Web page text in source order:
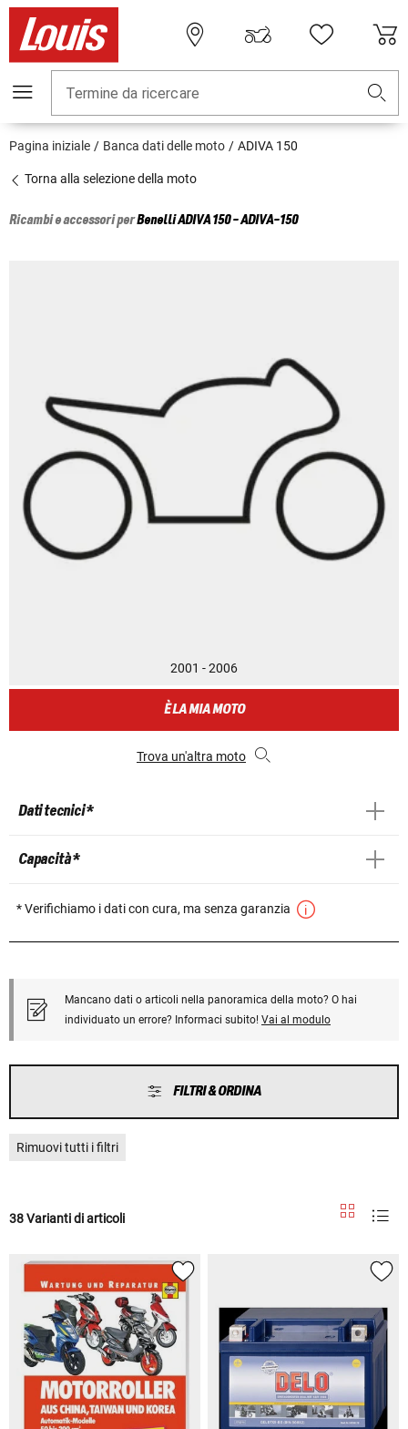
Termine da ricercare
Pagina iniziale Banca dati delle moto ADIVA 150
Torna alla selezione della moto
Ricambi e accessori perBenelliADIVA 150 - ADIVA-150
2001 - 2006
È LA MIA MOTO
Trova un'altra moto
Dati tecnici *
Capacità *
* Verifichiamo i dati con cura, ma senza garanzia
Mancano dati o articoli nella panoramica della moto? O hai
individuato un errore? Informaci subito! Vai al modulo
FILTRI & ORDINA
Rimuovi tutti i filtri
38 Varianti di articoli